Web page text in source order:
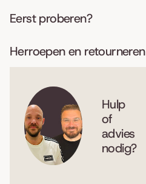
Eerst proberen?
Herroepen en retourneren
Hulp
of
advies
nodig?